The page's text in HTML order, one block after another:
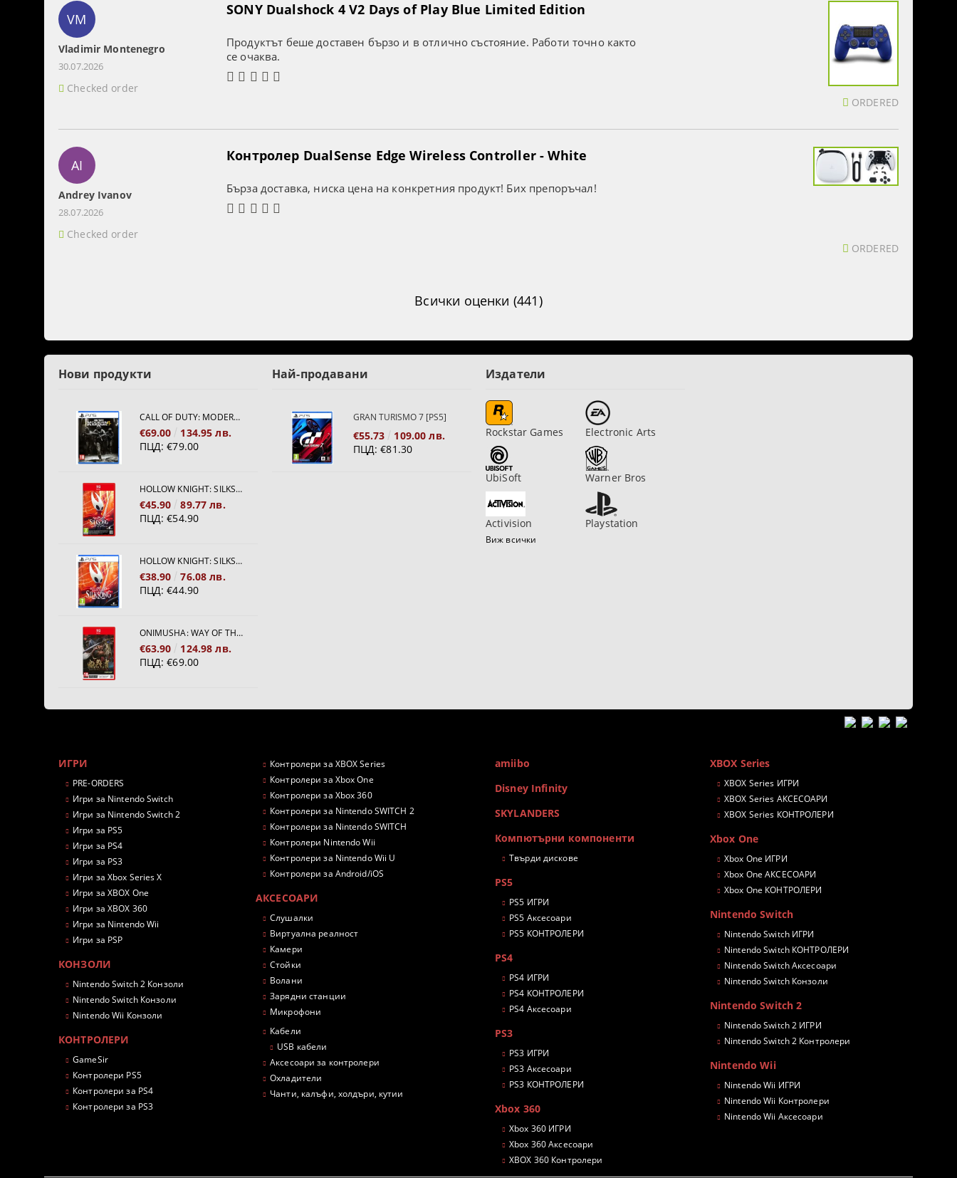
VM
Vladimir Montenegro
30.07.2026
Checked order
SONY Dualshock 4 V2 Days of Play Blue Limited Edition
Продуктът беше доставен бързо и в отлично състояние. Работи точно както
се очаква.
ORDERED
AI
Andrey Ivanov
28.07.2026
Checked order
Контролер DualSense Edge Wireless Controller - White
Бърза доставка, ниска цена на конкретния продукт! Бих препоръчал!
ORDERED
Всички оценки (441)
Нови продукти
CALL OF DUTY: MODERN WARFARE 4[PS5]
€69.00
134.95 лв.
ПЦД: €79.00
HOLLOW KNIGHT: SILKSONG [NINTENDO SWITCH 2]
€45.90
89.77 лв.
ПЦД: €54.90
HOLLOW KNIGHT: SILKSONG [PS5]
€38.90
76.08 лв.
ПЦД: €44.90
ONIMUSHA: WAY OF THE SWORD [NINTENDO SWITCH 2]
€63.90
124.98 лв.
ПЦД: €69.00
Най-продавани
GRAN TURISMO 7 [PS5]
€55.73
109.00 лв.
ПЦД: €81.30
Издатели
Rockstar Games Electronic Arts
UbiSoft Warner Bros
Activision Playstation
Виж всички
ИГРИ
PRE-ORDERS
Игри за Nintendo Switch
Игри за Nintendo Switch 2
Игри за PS5
Игри за PS4
Игри за PS3
Игри за Xbox Series X
Игри за XBOX One
Игри за XBOX 360
Игри за Nintendo Wii
Игри за PSP
КОНЗОЛИ
Nintendo Switch 2 Конзоли
Nintendo Switch Конзоли
Nintendo Wii Конзоли
КОНТРОЛЕРИ
GameSir
Контролери PS5
Контролери за PS4
Контролери за PS3
Контролери за XBOX Series
Контролери за Xbox One
Контролери за Xbox 360
Контролери за Nintendo SWITCH 2
Контролери за Nintendo SWITCH
Контролери Nintendo Wii
Контролери за Nintendo Wii U
Контролери за Android/iOS
АКСЕСОАРИ
Слушалки
Виртуална реалност
Камери
Стойки
Волани
Зарядни станции
Микрофони
Кабели
USB кабели
Аксесоари за контролери
Охладители
Чанти, калъфи, холдъри, кутии
amiibo
Disney Infinity
SKYLANDERS
Компютърни компоненти
Твърди дискове
PS5
PS5 ИГРИ
PS5 Аксесоари
PS5 КОНТРОЛЕРИ
PS4
PS4 ИГРИ
PS4 КОНТРОЛЕРИ
PS4 Аксесоари
PS3
PS3 ИГРИ
PS3 Аксесоари
PS3 КОНТРОЛЕРИ
Xbox 360
Xbox 360 ИГРИ
Xbox 360 Аксесоари
XBOX 360 Контролери
XBOX Series
XBOX Series ИГРИ
XBOX Series АКСЕСОАРИ
XBOX Series КОНТРОЛЕРИ
Xbox One
Xbox One ИГРИ
Xbox One АКСЕСОАРИ
Xbox One КОНТРОЛЕРИ
Nintendo Switch
Nintendo Switch ИГРИ
Nintendo Switch КОНТРОЛЕРИ
Nintendo Switch Аксесоари
Nintendo Switch Конзоли
Nintendo Switch 2
Nintendo Switch 2 ИГРИ
Nintendo Switch 2 Контролери
Nintendo Wii
Nintendo Wii ИГРИ
Nintendo Wii Контролери
Nintendo Wii Аксесоари